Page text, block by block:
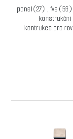
panel (27) , fve (56)
konstrukční
kontrukce pro